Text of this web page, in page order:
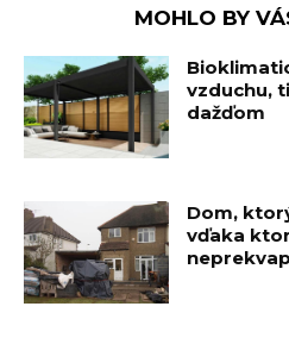
MOHLO BY
vzduchu,
dažďom
Dom,
vďaka